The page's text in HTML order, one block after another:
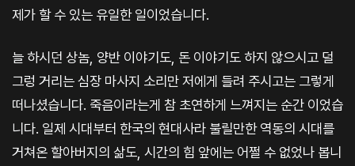
제가 할 수 있는 유일한 일이었습니다.
늘 하시던 상놈, 양반 이야기도, 돈 이야기도 하지 않으시고 덜
그렁 거리는 심장 마사지 소리만 저에게 들려 주시고는 그렇게
떠나셨습니다. 죽음이라는게 참 초연하게 느껴지는 순간 이었습
니다. 일제 시대부터 한국의 현대사라 불릴만한 역동의 시대를
거쳐온 할아버지의 삶도, 시간의 힘 앞에는 어쩔 수 없었나 봅니